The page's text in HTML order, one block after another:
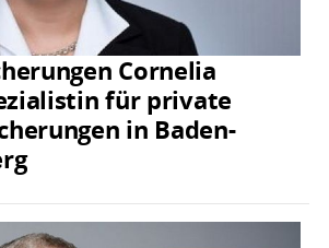
Cornelia
für private
in Baden-